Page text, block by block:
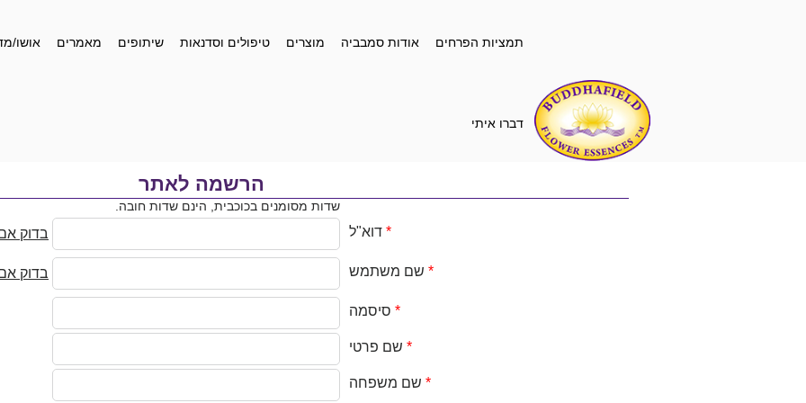
תמציות הפרחים אודות סמבביה מוצרים טיפולים וסדנאות שיתופים מאמרים אושו/
דברו איתי
הרשמה לאתר
שדות מסומנים בכוכבית, הינם שדות חובה.
* דוא"ל בדוק אם
* שם משתמש בדוק אם
* סיסמה
* שם פרטי
* שם משפחה